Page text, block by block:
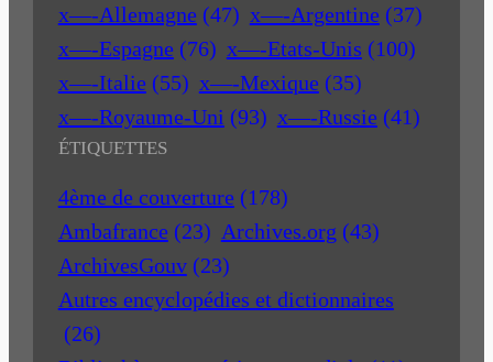
x—-Allemagne (47) x—-Argentine (37)
x—-Espagne (76) x—-Etats-Unis (100)
x—-Italie (55) x—-Mexique (35)
x—-Royaume-Uni (93) x—-Russie (41)
ÉTIQUETTES
4ème de couverture (178)
Ambafrance (23) Archives.org (43)
ArchivesGouv (23)
Autres encyclopédies et dictionnaires
(26)